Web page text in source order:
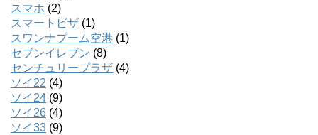
スマホ (2)
スマートビザ (1)
スワンナプーム空港 (1)
セブンイレブン (8)
センチュリープラザ (4)
ソイ22 (4)
ソイ24 (9)
ソイ26 (4)
ソイ33 (9)